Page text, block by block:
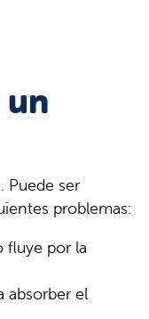
Puede ser
problemas:
fluye por la
absorber el